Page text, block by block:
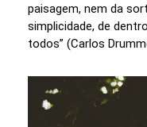
paisagem, nem da
simplicidade, de
todos” (Carlos